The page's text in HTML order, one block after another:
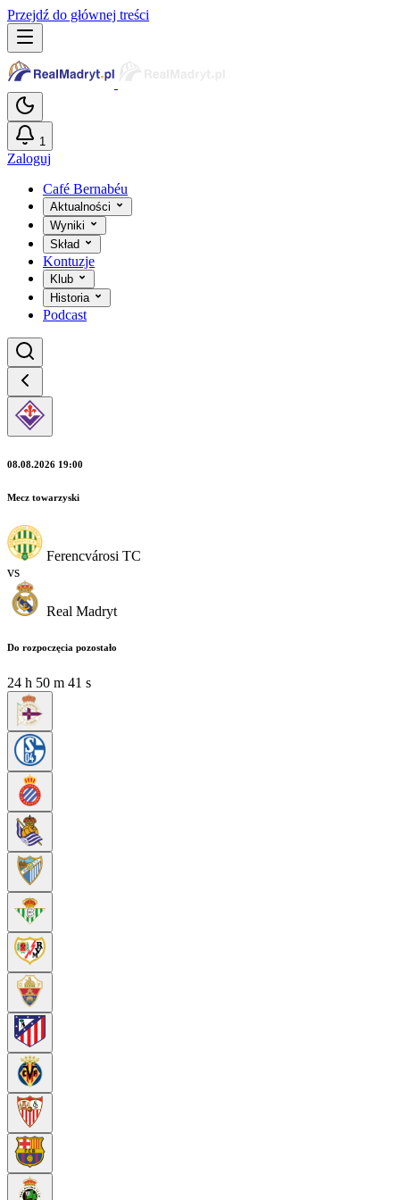
Przejdź do głównej treści
1
Zaloguj
Café Bernabéu
Aktualności
Wyniki
Skład
Kontuzje
Klub
Historia
Podcast
08.08.2026 19:00
Mecz towarzyski
Ferencvárosi TC
vs
Real Madryt
Do rozpoczęcia pozostało
24 h 50 m 40 s